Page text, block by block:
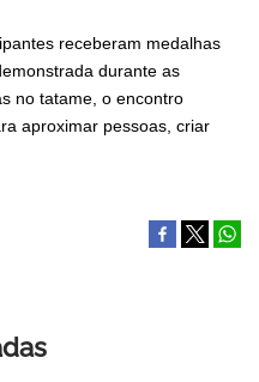
receberam medalhas
durante as
no tatame, o encontro
aproximar pessoas, criar